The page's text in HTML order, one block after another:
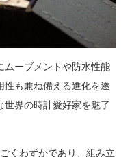
ムーブメントや防水性能
性も兼ね備える進化を遂
世界の時計愛好家を魅了
くわずかであり、組み立